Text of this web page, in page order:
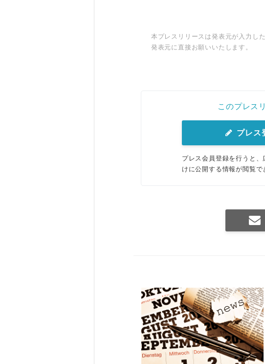
本プレスリリースは発表元が入力し
発表元に直接お願いいたします。
このプレス
プレス
プレス会員登録を行うと
けに公開する情報が閲覧で